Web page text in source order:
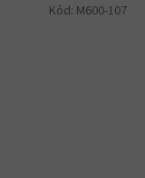
Kód: M600-107